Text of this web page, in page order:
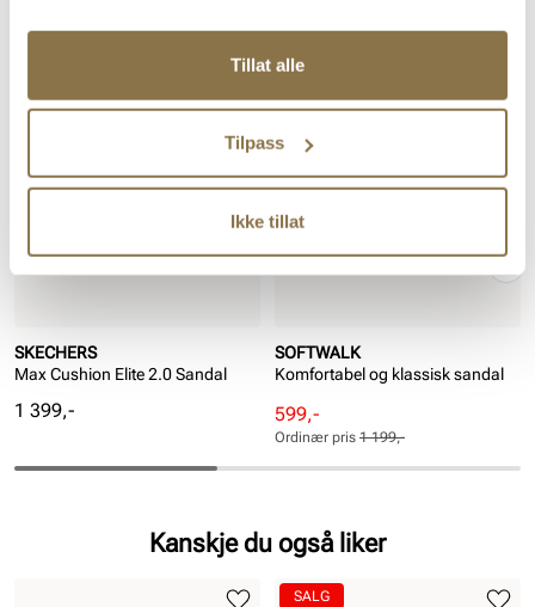
Tillat alle
Tilpass
Ikke tillat
SKECHERS
Max Cushion Elite 2.0 Sandal
Pris
1 399,-
SOFTWALK
Komfortabel og klassisk sandal
Rabattert
pris
Pris
599,-
Ordinær
pris
Pris
Ordinær pris 1 199,-
SALG
Kanskje du også liker
SALG